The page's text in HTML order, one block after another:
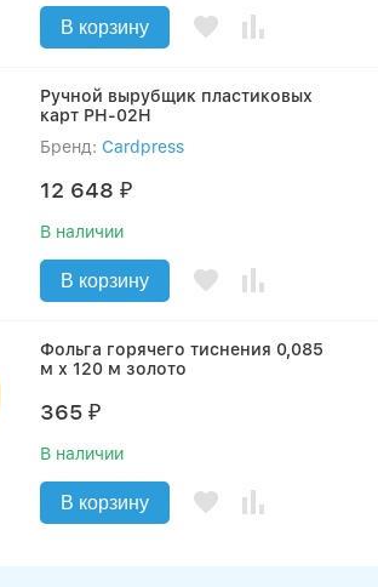
В корзину
Ручной вырубщик пластиковых
карт PH-02H
Бренд: Cardpress
12 648₽
В наличии
В корзину
Фольга горячего тиснения 0,085
м х 120 м золото
365₽
В наличии
В корзину